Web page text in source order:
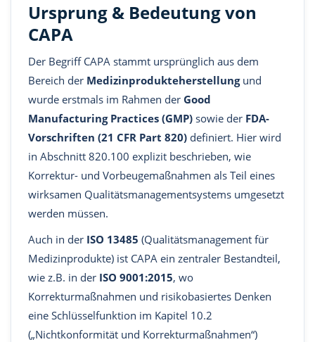
Ursprung & Bedeutung von
CAPA
Der Begriff CAPA stammt ursprünglich aus dem
Bereich der Medizinprodukteherstellungund
wurde erstmals im Rahmen der Good
Manufacturing Practices (GMP) sowie der FDA-
Vorschriften (21 CFR Part 820) definiert. Hier wird
in Abschnitt 820.100 explizit beschrieben, wie
Korrektur- und Vorbeugemaßnahmen als Teil eines
wirksamen Qualitätsmanagementsystems umgesetzt
werden müssen.
Auch in der ISO 13485 (Qualitätsmanagement für
Medizinprodukte) ist CAPA ein zentraler Bestandteil,
wie z.B. in der ISO 9001:2015, wo
Korrekturmaßnahmen und risikobasiertes Denken
eine Schlüsselfunktion im Kapitel 10.2
(„Nichtkonformität und Korrekturmaßnahmen“)